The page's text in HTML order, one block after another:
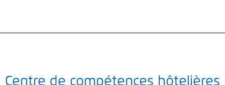
Centre de compétences hôtelières